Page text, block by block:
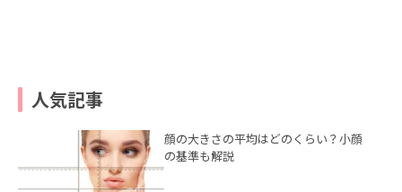
人気記事
顔の大きさの平均はどのくらい？小顔
の基準も解説